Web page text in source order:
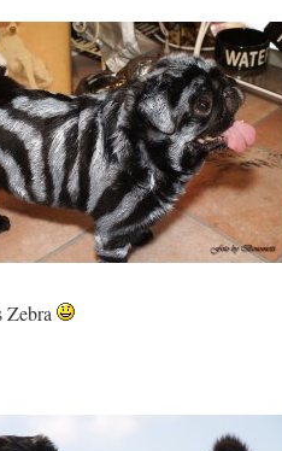
Zebra